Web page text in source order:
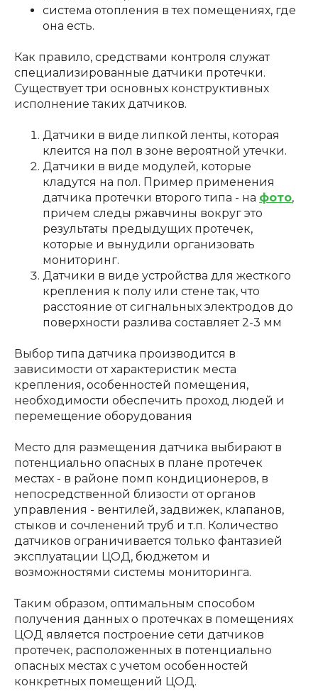
система отопления в тех помещениях, где
она есть.
Как правило, средствами контроля служат
специализированные датчики протечки.
Существует три основных конструктивных
исполнение таких датчиков.
Датчики в виде липкой ленты, которая
клеится на пол в зоне вероятной утечки.
Датчики в виде модулей, которые
кладутся на пол. Пример применения
датчика протечки второго типа - на фото,
причем следы ржавчины вокруг это
результаты предыдущих протечек,
которые и вынудили организовать
мониторинг.
Датчики в виде устройства для жесткого
крепления к полу или стене так, что
расстояние от сигнальных электродов до
поверхности разлива составляет 2-3 мм
Выбор типа датчика производится в
зависимости от характеристик места
крепления, особенностей помещения,
необходимости обеспечить проход людей и
перемещение оборудования
Место для размещения датчика выбирают в
потенциально опасных в плане протечек
местах - в районе помп кондиционеров, в
непосредственной близости от органов
управления - вентилей, задвижек, клапанов,
стыков и сочленений труб и т.п. Количество
датчиков ограничивается только фантазией
эксплуатации ЦОД, бюджетом и
возможностями системы мониторинга.
Таким образом, оптимальным способом
получения данных о протечках в помещениях
ЦОД является построение сети датчиков
протечек, расположенных в потенциально
опасных местах с учетом особенностей
конкретных помещений ЦОД.